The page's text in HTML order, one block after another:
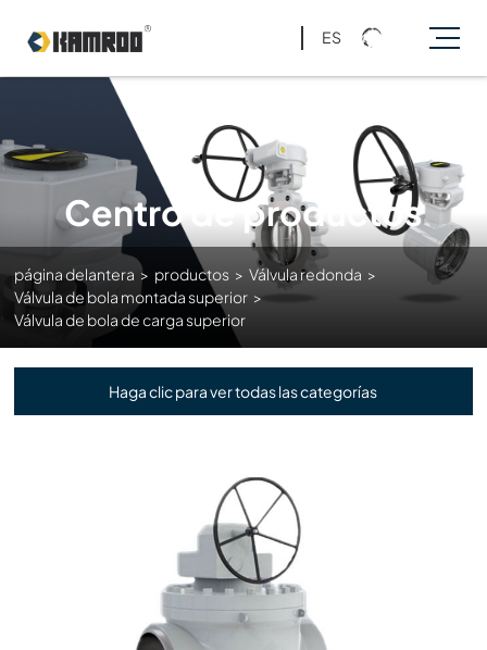
ES
Centro de productos
página delantera > productos > Válvula redonda >
Válvula de bola montada superior >
Válvula de bola de carga superior
Haga clic para ver todas las categorías